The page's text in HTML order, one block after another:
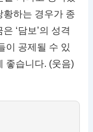
황하는 경우가 종
‘담보’의 성격
이 공제될 수 있
좋습니다. (웃음)